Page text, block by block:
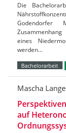
Die
Godendorfer
eines
werden…
Bachelorarbeit
Mascha Lange
auf